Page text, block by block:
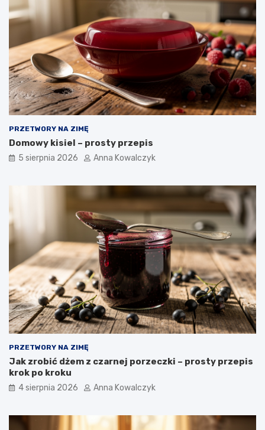
PRZETWORY NA ZIMĘ
Domowy kisiel – prosty przepis
5 sierpnia 2026 Anna Kowalczyk
PRZETWORY NA ZIMĘ
Jak zrobić dżem z czarnej porzeczki – prosty przepis
krok po kroku
4 sierpnia 2026 Anna Kowalczyk